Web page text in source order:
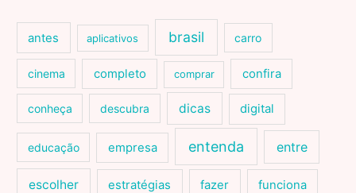
antes aplicativos brasil carro
cinema completo comprar confira
conheça descubra dicas digital
educação empresa entenda entre
escolher estratégias fazer funciona